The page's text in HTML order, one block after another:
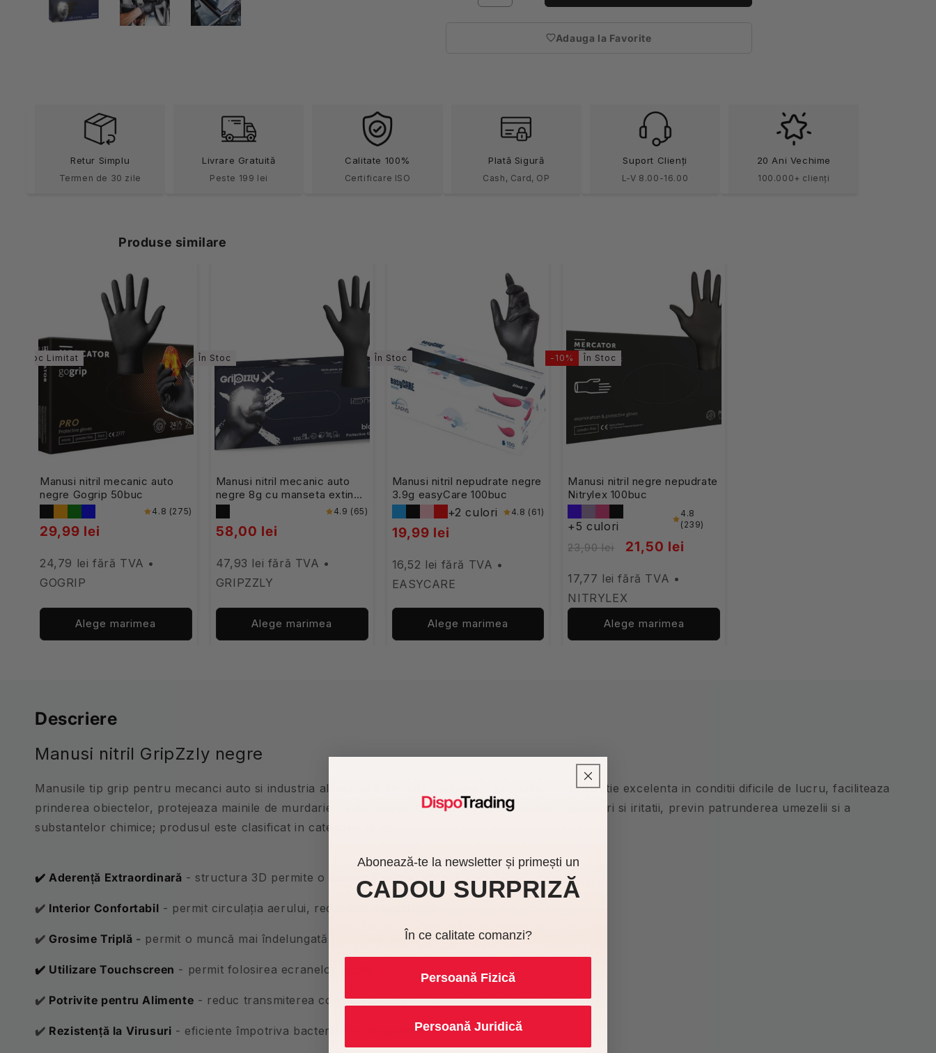
fereastră
cantitatea
Gripzzly
cantitatea
Manusi
8g
Gripzzly
50buc
Adauga la Favorite
(necesita
Retur Simplu
Termen de 30 zile
Livrare Gratuită
Peste 199 lei
Calitate 100%
Certificare ISO
Plată Sigură
Cash, Card, OP
Suport Clienți
L-V 8.00-16.00
20 Ani Vechime
100.000+ clienți
Produse similare
Stoc Limitat
Manusi nitril mecanic auto
negre Gogrip 50buc
4.8 (275)
29,99 lei
24,79 lei fără TVA •
GOGRIP
Alege marimea
În Stoc
Manusi nitril mecanic auto
negre 8g cu manseta extinsa
Gripzzly X 100buc
4.9 (65)
58,00 lei
47,93 lei fără TVA •
GRIPZZLY
Alege marimea
În Stoc
Manusi nitril nepudrate negre
3.9g easyCare 100buc
+2 culori 4.8 (61)
19,99 lei
16,52 lei fără TVA •
EASYCARE
Alege marimea
-10% În Stoc
Manusi nitril negre nepudrate
Nitrylex 100buc
+5 culori
4.8
(239)
23,90 lei 21,50 lei
17,77 lei fără TVA •
NITRYLEX
Alege marimea
Descriere
Manusi nitril GripZzly negre
Manusile tip grip pentru mecanci auto si industria alimentara din nitrl , asigura o prindere si o protectie excelenta in conditii dificile de lucru, faciliteaza
prinderea obiectelor, protejeaza mainile de murdarie, reduc riscul de leziuni a pielii mainilor, zgarieturi si iritatii, previn patrunderea umezelii si a
substantelor chimice; produsul este clasificat in categoria III B.
✔️ Aderență Extraordinară - structura 3D permite o aderență extraordinară
✔️ Interior Confortabil - permit circulaţia aerului, reducând transpiraţia.
✔️Grosime Triplă - permit o muncă mai îndelungată în condiții dure.
✔️ Utilizare Touchscreen - permit folosirea ecranelor tactile.
✔️ Potrivite pentru Alimente - reduc transmiterea contaminanților.
✔️ Rezistență la Virusuri - eficiente împotriva bacteriilor și virusurilor.
Abonează-te la newsletter și primești un
CADOU SURPRIZĂ
În ce calitate comanzi?
Persoană Fizică
Persoană Juridică